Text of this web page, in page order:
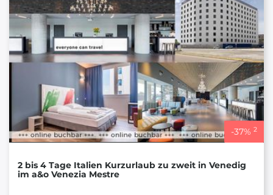
-37% 2
2 bis 4 Tage Italien Kurzurlaub zu zweit in Venedig
im a&o Venezia Mestre